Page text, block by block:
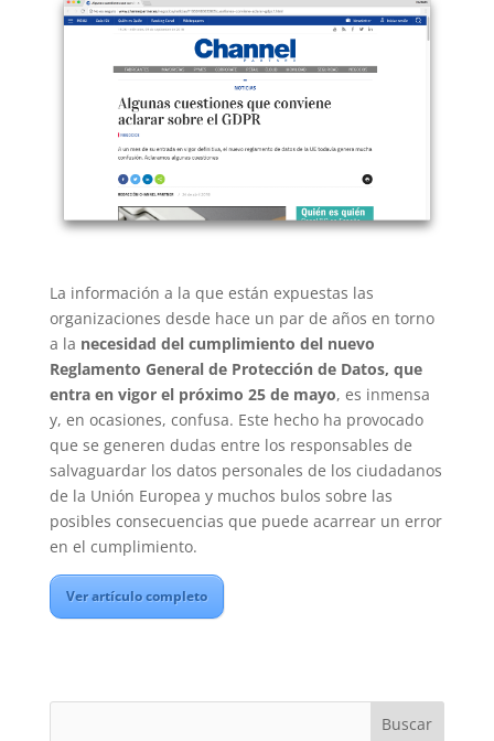
La información a la que están expuestas las
organizaciones desde hace un par de años en torno
a la necesidad del cumplimiento del nuevo
Reglamento General de Protección de Datos, que
entra en vigor el próximo 25 de mayo, es inmensa
y, en ocasiones, confusa. Este hecho ha provocado
que se generen dudas entre los responsables de
salvaguardar los datos personales de los ciudadanos
de la Unión Europea y muchos bulos sobre las
posibles consecuencias que puede acarrear un error
en el cumplimiento.
Ver artículo completo